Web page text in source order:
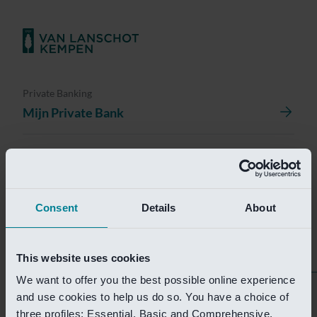
Consent Details About
This website uses cookies
We want to offer you the best possible online experience
and use cookies to help us do so. You have a choice of
three profiles: Essential, Basic and Comprehensive.
Private Banking
Mijn Private Bank
Investment Banking
Van Lanschot Kempen Research
Helaas is deze pagina